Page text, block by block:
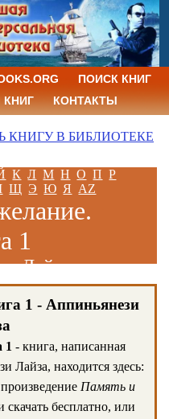
ПОИСК КНИГ
КНИГ
КОНТАКТЫ
КНИГУ В БИБЛИОТЕКЕ
К Л М Н О П Р
Щ Э Ю Я AZ
1
Лайза
1 - Аппиньянези
1 - книга, написанная
Лайза, находится здесь:
Память и
бесплатно, или